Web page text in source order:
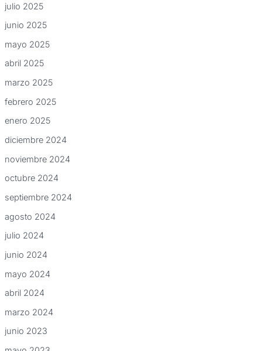
julio 2025
junio 2025
mayo 2025
abril 2025
marzo 2025
febrero 2025
enero 2025
diciembre 2024
noviembre 2024
octubre 2024
septiembre 2024
agosto 2024
julio 2024
junio 2024
mayo 2024
abril 2024
marzo 2024
junio 2023